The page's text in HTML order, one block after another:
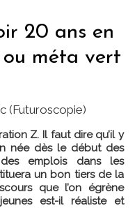
20 ans en
méta vert
(Futuroscopie)
Z. Il faut dire qu’il y
née dès le début des
emplois dans les
un bon tiers de la
que l’on égrène
est-il réaliste et